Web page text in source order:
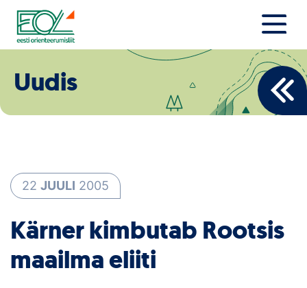
Liigu
sisu
juurde
Estonian Orienteering Federation
Uudis
22 JUULI 2005
Kärner kimbutab Rootsis
maailma eliiti